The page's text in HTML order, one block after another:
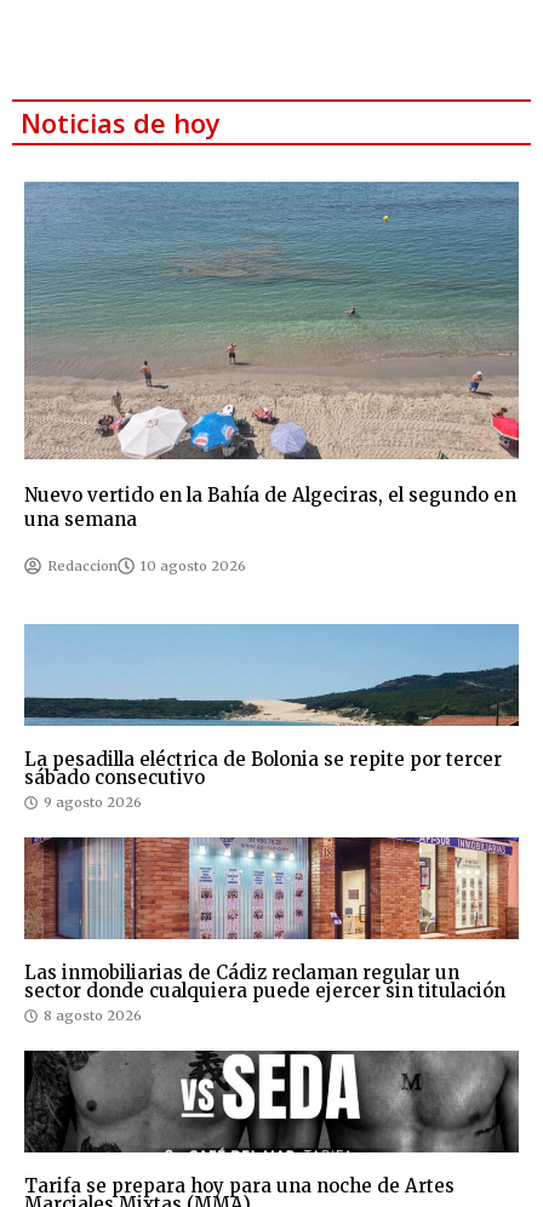
Noticias de hoy
Nuevo vertido en la Bahía de Algeciras, el segundo en
una semana
Redaccion 10 agosto 2026
La pesadilla eléctrica de Bolonia se repite por tercer
sábado consecutivo
9 agosto 2026
Las inmobiliarias de Cádiz reclaman regular un
sector donde cualquiera puede ejercer sin titulación
8 agosto 2026
Tarifa se prepara hoy para una noche de Artes